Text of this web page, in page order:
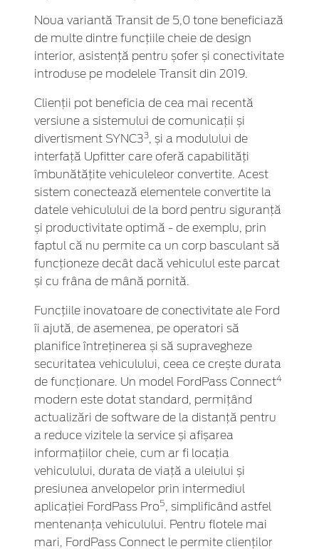
Noua variantă Transit de 5,0 tone beneficiază
de multe dintre funcțiile cheie de design
interior, asistență pentru șofer și conectivitate
introduse pe modelele Transit din 2019.
Clienții pot beneficia de cea mai recentă
versiune a sistemului de comunicații și
divertisment SYNC33, și a modulului de
interfață Upfitter care oferă capabilități
îmbunătățite vehiculeleor convertite. Acest
sistem conectează elementele convertite la
datele vehiculului de la bord pentru siguranță
și productivitate optimă - de exemplu, prin
faptul că nu permite ca un corp basculant să
funcționeze decât dacă vehiculul este parcat
și cu frâna de mână pornită.
Funcțiile inovatoare de conectivitate ale Ford
îi ajută, de asemenea, pe operatori să
planifice întreținerea și să supravegheze
securitatea vehiculului, ceea ce crește durata
de funcționare. Un model FordPass Connect4
modern este dotat standard, permițând
actualizări de software de la distanță pentru
a reduce vizitele la service și afișarea
informațiilor cheie, cum ar fi locația
vehiculului, durata de viață a uleiului și
presiunea anvelopelor prin intermediul
aplicației FordPass Pro5, simplificând astfel
mentenanța vehiculului. Pentru flotele mai
mari, FordPass Connect le permite clienților